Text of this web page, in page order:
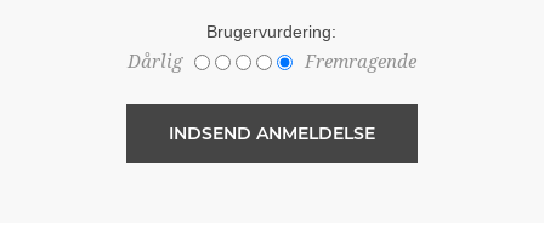
Brugervurdering:
Dårlig Fremragende